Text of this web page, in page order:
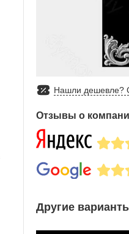
Нашли дешевле?
Отзывы о
Другие